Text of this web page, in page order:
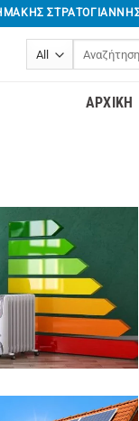
Αναζήτηση
για:
ΑΡΧΙΚΉ